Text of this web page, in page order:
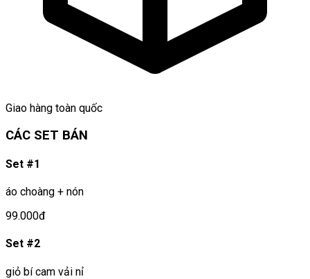
Giao hàng toàn quốc
CÁC SET BÁN
Set #1
áo choàng + nón
99.000đ
Set #2
giỏ bí cam vải nỉ